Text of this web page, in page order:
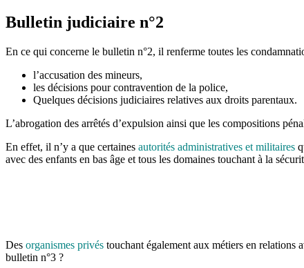
Bulletin judiciaire n°2
En ce qui concerne le bulletin n°2, il renferme toutes les
l’accusation des mineurs,
les décisions pour contravention de la police,
Quelques décisions judiciaires relatives aux droits parentaux.
L’abrogation des arrêtés d’expulsion ainsi que les compositions
En effet, il n’y a que certaines autorités administratives et militaires
avec des enfants en bas âge et tous les domaines touchant à la
Des organismes privés touchant également aux métiers en relations
bulletin n°3 ?